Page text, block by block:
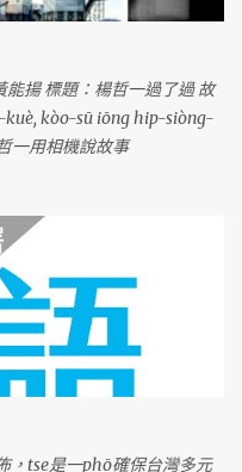
揚 標題：楊哲一過了過 故
kòo-sū iōng hip-siòng-
一用相機說故事
，tse是一phō確保台灣多元